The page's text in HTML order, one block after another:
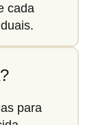
cada
para